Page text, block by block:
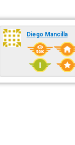
Diego Mancilla